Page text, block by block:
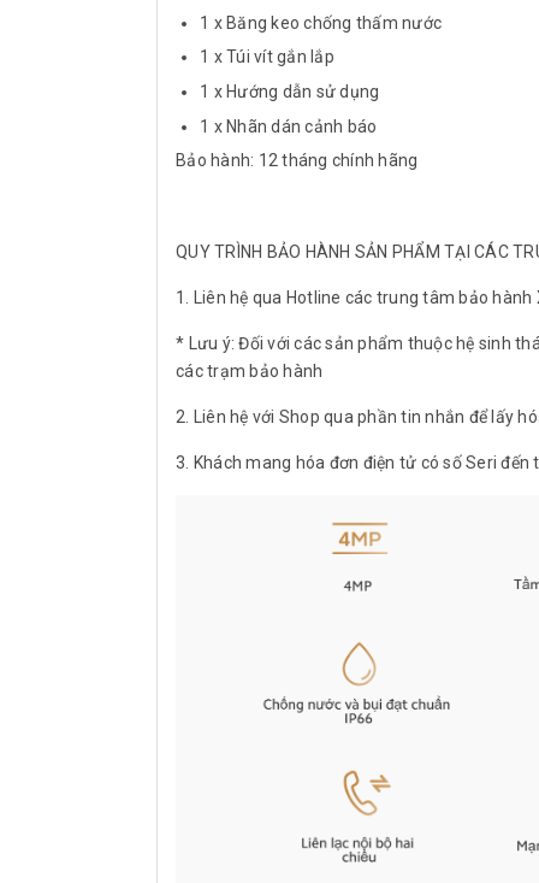
1 x Băng keo chống thấm nước
1 x Túi vít gắn lắp
1 x Hướng dẫn sử dụng
1 x Nhãn dán cảnh báo
Bảo hành: 12 tháng chính hãng
QUY TRÌNH BẢO HÀNH SẢN PHẨM TẠI CÁC
1. Liên hệ qua Hotline các trung tâm bảo
* Lưu ý: Đối với các sản phẩm thuộc hệ sinh
các trạm bảo hành
2. Liên hệ với Shop qua phần tin nhắn để lấy
3. Khách mang hóa đơn điện tử có số Seri